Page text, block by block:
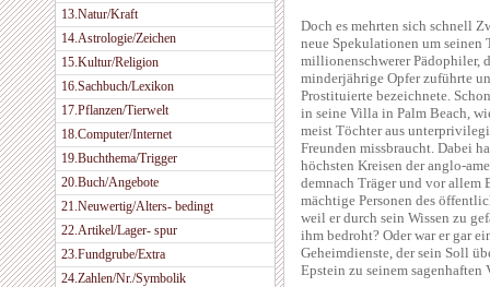
13.Natur/Kraft
14.Astrologie/Zeichen
15.Kultur/Religion
16.Sachbuch/Lexikon
17.Pflanzen/Tierwelt
18.Computer/Internet
19.Buchthema/Trigger
20.Buch/Angebote
21.Neuwertig/Alters- bedingt
22.Artikel/Lager- spur
23.Fundgrube/Extra
24.Zahlen/Nr./Symbolik
Doch es mehrten sich schnell
neue Spekulationen um seinen
millionenschwerer Pädophiler,
minderjährige Opfer zuführte
Prostituierte bezeichnete.
in seine Villa in Palm Beach,
meist Töchter aus
Freunden missbraucht. Dabei
höchsten Kreisen der anglo-
demnach Träger und vor allem
mächtige Personen des
weil er durch sein Wissen zu
ihm bedroht? Oder war er gar
Geheimdienste, der sein Soll
Epstein zu seinem